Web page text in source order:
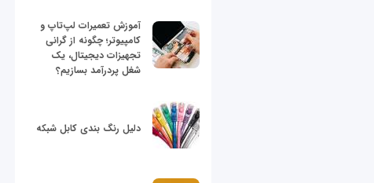
آموزش تعمیرات لپ‌تاپ و
کامپیوتر؛ چگونه از گرانی
تجهیزات دیجیتال، یک
شغل پردرآمد بسازیم؟
دلیل رنگ بندی کابل شبکه